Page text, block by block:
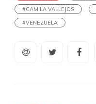
#CAMILA VALLEJOS
#VENEZUELA